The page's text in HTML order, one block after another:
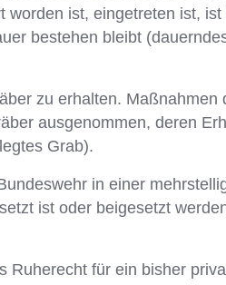
ist, eingetreten ist,
bestehen bleibt
zu erhalten.
ausgenommen, deren
Grab).
in einer
ist oder beigesetzt
für ein bisher